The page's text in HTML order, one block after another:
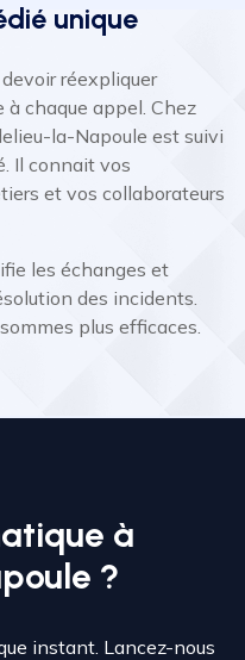
unique
réexpliquer
chaque appel. Chez
la-Napoule est suivi
Il connait vos
et vos collaborateurs
les échanges et
des incidents.
plus efficaces.
à
?
instant. Lancez-nous